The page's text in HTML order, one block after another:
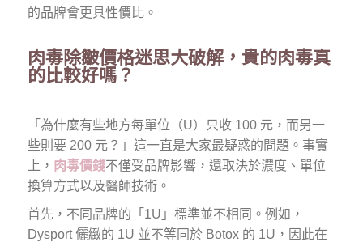
的品牌會更具性價比。
肉毒除皺價格迷思大破解，貴的肉毒真
的比較好嗎？
「為什麼有些地方每單位（U）只收 100 元，而另一
些則要 200 元？」這一直是大家最疑惑的問題。事實
上， 肉毒價錢不僅受品牌影響，還取決於濃度、單位
換算方式以及醫師技術。
首先，不同品牌的「1U」標準並不相同。例如，
Dysport 儷緻的 1U 並不等同於 Botox 的 1U，因此在